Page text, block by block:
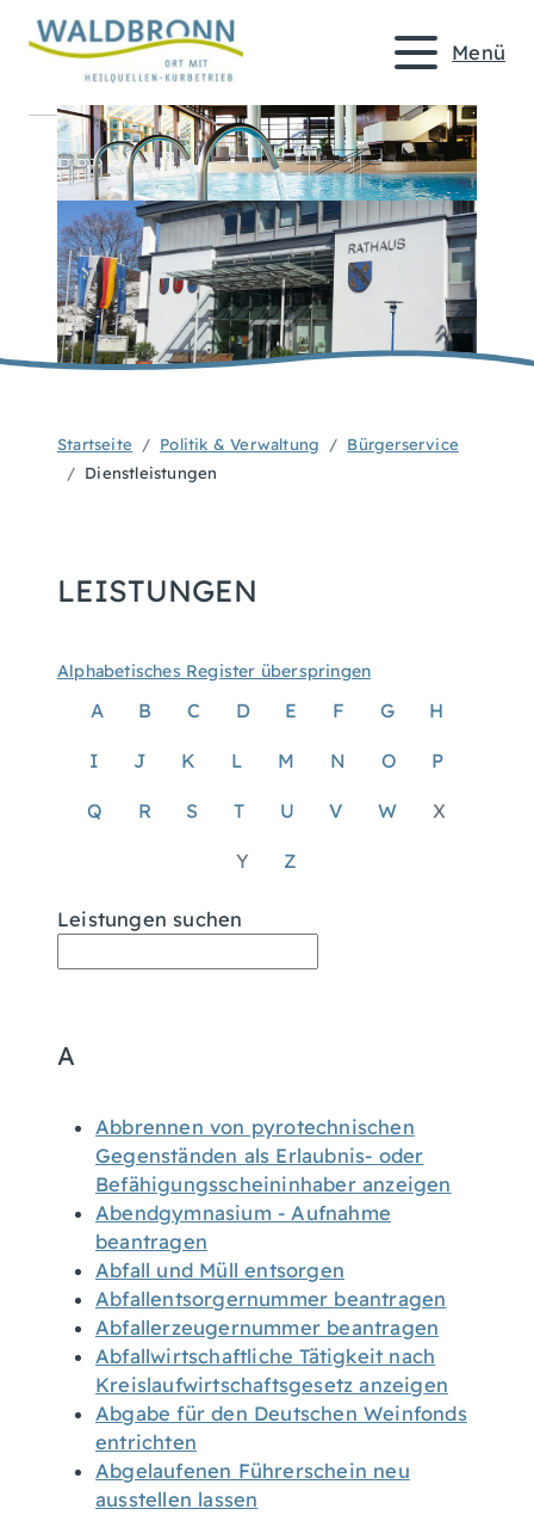
Menü
Startseite Politik & Verwaltung
Bürgerservice
Dienstleistungen
LEISTUNGEN
Alphabetisches Register überspringen
A B C D E F G H
I J K L M N O P
Q R S T U V W X
Y Z
Leistungen suchen
A
Abbrennen von pyrotechnischen
Gegenständen als Erlaubnis- oder
Befähigungsscheininhaber anzeigen
Abendgymnasium - Aufnahme
beantragen
Abfall und Müll entsorgen
Abfallentsorgernummer beantragen
Abfallerzeugernummer beantragen
Abfallwirtschaftliche Tätigkeit nach
Kreislaufwirtschaftsgesetz anzeigen
Abgabe für den Deutschen Weinfonds
entrichten
Abgelaufenen Führerschein neu
ausstellen lassen